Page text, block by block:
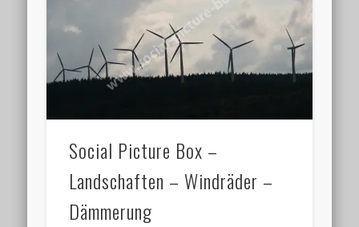
Social Picture Box –
Landschaften – Windräder –
Dämmerung